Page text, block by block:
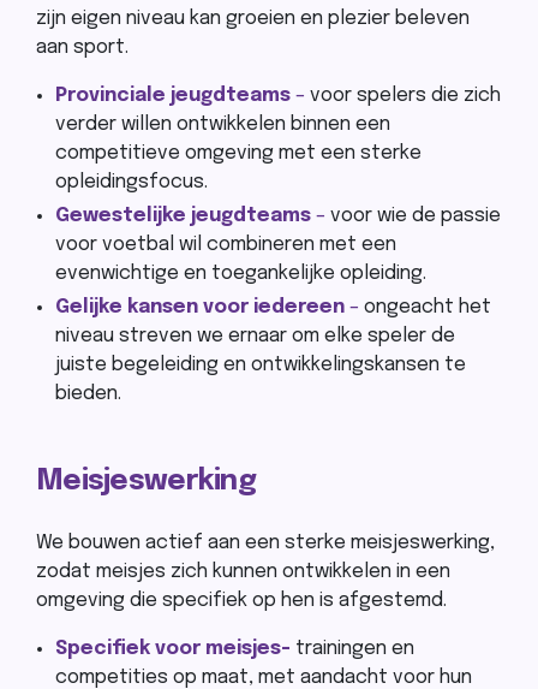
zijn eigen niveau kan groeien en plezier beleven
aan sport.
Provinciale jeugdteams – voor spelers die zich
verder willen ontwikkelen binnen een
competitieve omgeving met een sterke
opleidingsfocus.
Gewestelijke jeugdteams – voor wie de passie
voor voetbal wil combineren met een
evenwichtige en toegankelijke opleiding.
Gelijke kansen voor iedereen – ongeacht het
niveau streven we ernaar om elke speler de
juiste begeleiding en ontwikkelingskansen te
bieden.
Meisjeswerking
We bouwen actief aan een sterke meisjeswerking,
zodat meisjes zich kunnen ontwikkelen in een
omgeving die specifiek op hen is afgestemd.
Specifiek voor meisjes- trainingen en
competities op maat, met aandacht voor hun